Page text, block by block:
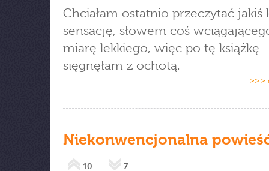
Chciałam ostatnio przeczytać jakiś
sensację, słowem coś
miarę lekkiego, więc po tę książkę
sięgnęłam z ochotą.
>>>
Niekonwencjonalna
10 7